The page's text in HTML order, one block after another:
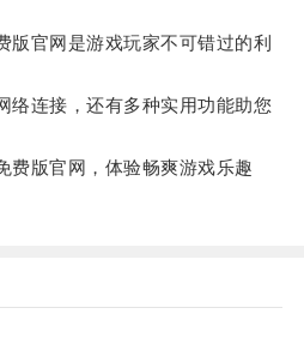
官网是游戏玩家不可错过的利
连接，还有多种实用功能助您
版官网，体验畅爽游戏乐趣